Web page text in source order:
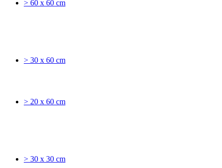
> 60 x 60 cm
> 30 x 60 cm
> 20 x 60 cm
> 30 x 30 cm